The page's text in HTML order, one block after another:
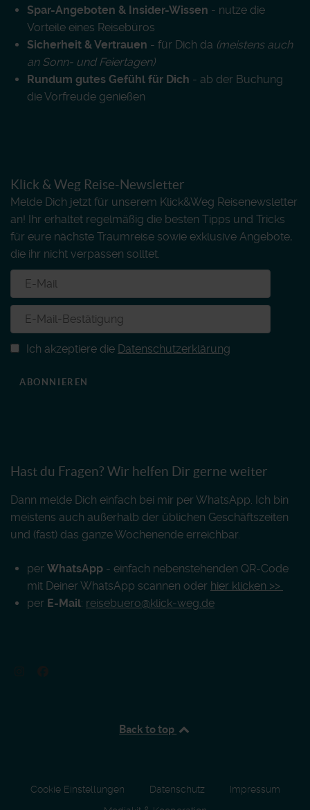
Spar-Angeboten & Insider-Wissen - nutze die
Vorteile eines Reisebüros
Sicherheit & Vertrauen - für Dich da (meistens auch
an Sonn- und Feiertagen)
Rundum gutes Gefühl für Dich - ab der Buchung
die Vorfreude genießen
Klick & Weg Reise-Newsletter
Melde Dich jetzt für unserem Klick&Weg Reisenewsletter
an! Ihr erhaltet regelmäßig die besten Tipps und Tricks
für eure nächste Traumreise sowie exklusive Angebote,
die ihr nicht verpassen solltet.
Ich akzeptiere die Datenschutzerklärung
ABONNIEREN
Hast du Fragen? Wir helfen Dir gerne weiter
Dann melde Dich einfach bei mir per WhatsApp. Ich bin
meistens auch außerhalb der üblichen Geschäftszeiten
und (fast) das ganze Wochenende erreichbar.
per WhatsApp - einfach nebenstehenden QR-Code
mit Deiner WhatsApp scannen oder hier klicken >>
per E-Mail: reisebuero@klick-weg.de
Back to top
Cookie Einstellungen Datenschutz
Impressum